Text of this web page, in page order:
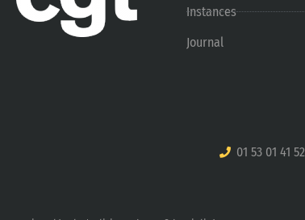
Instances
Journal
01 53 01 41 52